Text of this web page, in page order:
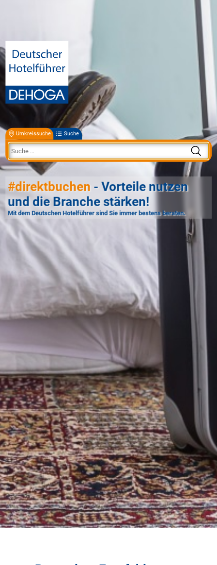
Umkreissuche Suche
#direktbuchen - Vorteile nutzen
und die Branche stärken!
Mit dem Deutschen Hotelführer sind Sie immer bestens beraten.